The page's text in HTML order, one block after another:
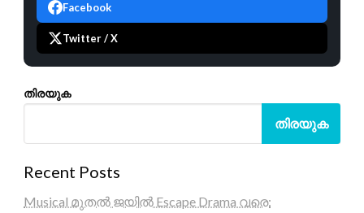
Facebook
Twitter / X
തിരയുക
തിരയുക
Recent Posts
Musical മുതൽ ജയിൽ Escape Drama വരെ: